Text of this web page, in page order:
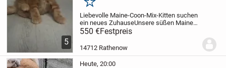
5
Merken
Liebevolle Maine-Coon-Mix-Kitten suchen
ein neues ZuhauseUnsere süßen Maine-
Coon-Mix-Kitten sind jetzt 11 Wochen alt
und entwickeln sich prächtig. Sie
wachsen liebevoll im Familienumfeld auf
und...
550 €Festpreis
14712 Rathenow
Heute, 20:00